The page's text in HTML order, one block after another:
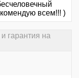
всем!!! )
гарантия на